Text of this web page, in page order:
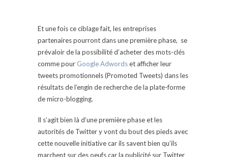
Et une fois ce ciblage fait, les entreprises
partenaires pourront dans une première phase, se
prévaloir de la possibilité d’acheter des mots-clés
comme pour Google Adwordset afficher leur
tweets promotionnels (Promoted Tweets) dans les
résultats de l’engin de recherche de la plate-forme
de micro-blogging.
Il s’agit bien là d’une première phase et les
autorités de Twitter y vont du bout des pieds avec
cette nouvelle initiative car ils savent bien qu’ils
marchent sur des oeufs car la publicité sur Twitter